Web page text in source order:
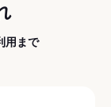
用まで